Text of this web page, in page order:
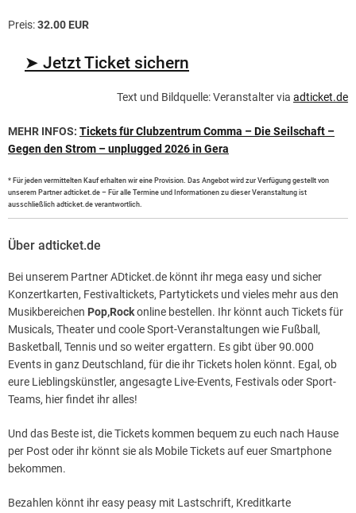
Preis:32.00 EUR
➤ Jetzt Ticket sichern
Text und Bildquelle: Veranstalter via adticket.de
MEHR INFOS: Tickets für Clubzentrum Comma – Die Seilschaft –
Gegen den Strom – unplugged 2026 in Gera
* Für jeden vermittelten Kauf erhalten wir eine Provision. Das Angebot wird zur Verfügung gestellt von
unserem Partner adticket.de – Für alle Termine und Informationen zu dieser Veranstaltung ist
ausschließlich adticket.de verantwortlich.
Über adticket.de
Bei unserem Partner ADticket.de könnt ihr mega easy und sicher
Konzertkarten, Festivaltickets, Partytickets und vieles mehr aus den
Musikbereichen Pop,Rockonline bestellen. Ihr könnt auch Tickets für
Musicals, Theater und coole Sport-Veranstaltungen wie Fußball,
Basketball, Tennis und so weiter ergattern. Es gibt über 90.000
Events in ganz Deutschland, für die ihr Tickets holen könnt. Egal, ob
eure Lieblingskünstler, angesagte Live-Events, Festivals oder Sport-
Teams, hier findet ihr alles!
Und das Beste ist, die Tickets kommen bequem zu euch nach Hause
per Post oder ihr könnt sie als Mobile Tickets auf euer Smartphone
bekommen.
Bezahlen könnt ihr easy peasy mit Lastschrift, Kreditkarte